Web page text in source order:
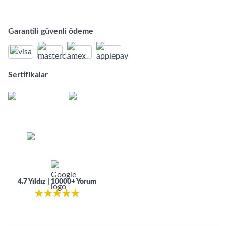
Garantili güvenli ödeme
Sertifikalar
4.7 Yıldız | 10000+ Yorum
★★★★★